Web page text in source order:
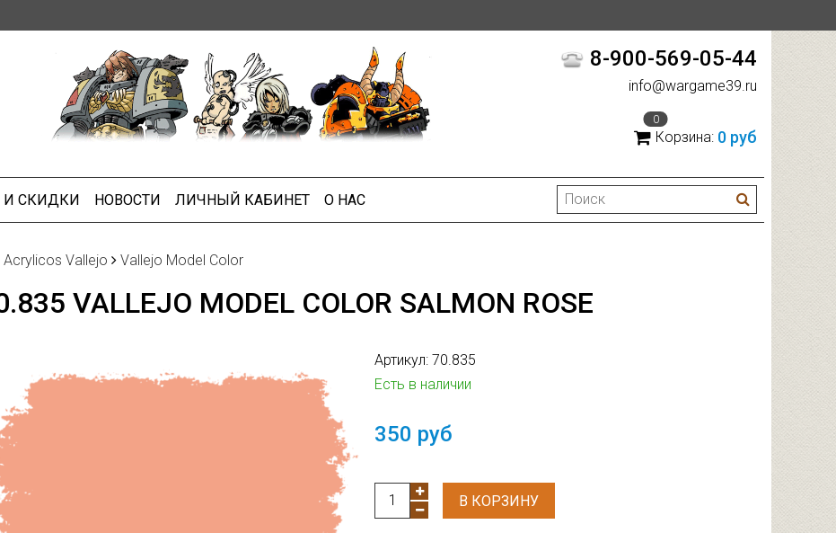
8-900-569-05-44
info@wargame39.ru
0
Корзина: 0 руб
И СКИДКИ НОВОСТИ ЛИЧНЫЙ КАБИНЕТ О НАС
Acrylicos Vallejo Vallejo Model Color
VALLEJO MODEL COLOR SALMON ROSE
Артикул: 70.835
Есть в наличии
350 руб
В КОРЗИНУ